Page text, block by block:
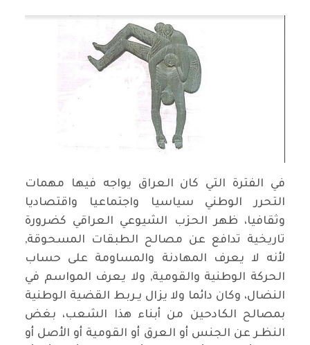
في الفترة التي كان العراق يواجه فيها مهمات
التحرر الوطني سياسيا واجتماعيا واقتصاديا
وثقافيا، ظهر الحزب الشيوعي العراقي كضرورة
تاريخية تدافع عن مصالح الطبقات المسحوقة,
لأنه لا يعرف المهادنة والمساومة على حساب
الحركة الوطنية والقومية, ولا يعرف المواسم في
النضال، وكان دائما ولا يزال يـربط القضية الوطنية
بمصالح الكادحين من أبناء هذا الشعب، بغض
النظـر عن الجنس أو العرق أو القومية أو الأصل أو